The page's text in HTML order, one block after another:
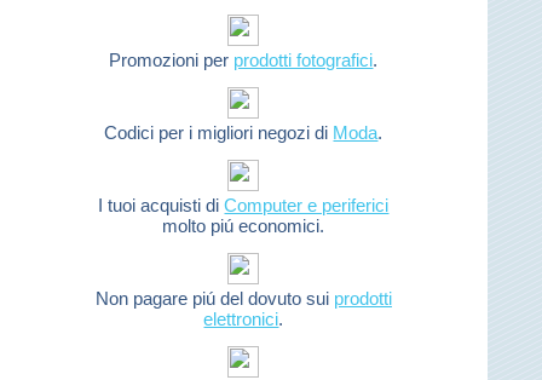
Promozioni per prodotti fotografici.
Codici per i migliori negozi di Moda.
I tuoi acquisti diComputer e periferici
molto piú economici.
Non pagare piú del dovuto sui prodotti
elettronici.